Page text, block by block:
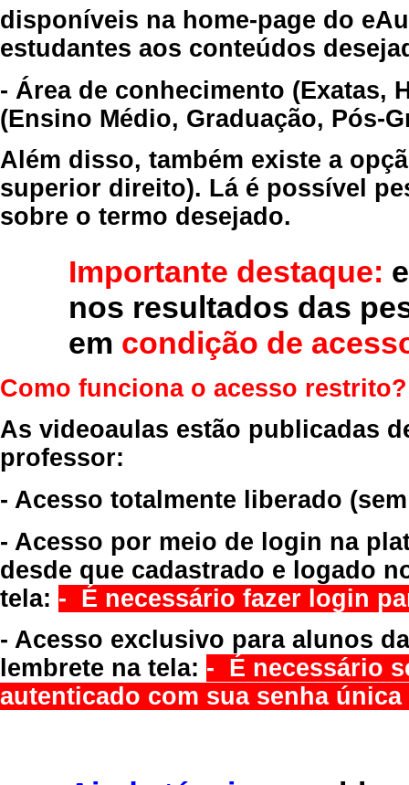
disponíveis na home-page do
estudantes aos conteúdos
- Área de conhecimento (Exatas,
(Ensino Médio, Graduação, Pós-
Além disso, também existe a
superior direito). Lá é possível
sobre o termo desejado.
Importante destaque:
nos resultados das
em condição de
Como funciona o acesso restrito?
As videoaulas estão publicadas
professor:
- Acesso totalmente liberado
- Acesso por meio de login na
desde que cadastrado e logado
tela: - É necessário fazer login
- Acesso exclusivo para alunos
lembrete na tela: - É necessário
autenticado com sua senha